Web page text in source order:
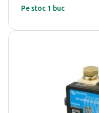
Pe stoc 1 buc